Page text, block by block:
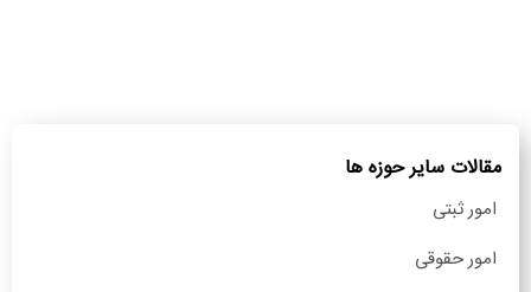
مقالات سایر حوزه ها
امور ثبتی
امور حقوقی